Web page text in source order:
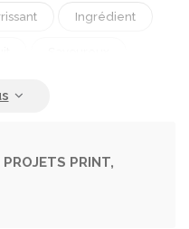
Ingrédient
Poignée Femme
PRINT,